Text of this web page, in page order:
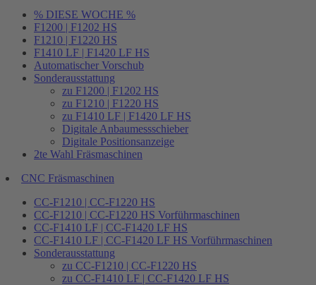
% DIESE WOCHE %
F1200 | F1202 HS
F1210 | F1220 HS
F1410 LF | F1420 LF HS
Automatischer Vorschub
Sonderausstattung
zu F1200 | F1202 HS
zu F1210 | F1220 HS
zu F1410 LF | F1420 LF HS
Digitale Anbaumessschieber
Digitale Positionsanzeige
2te Wahl Fräsmaschinen
CNC Fräsmaschinen
CC-F1210 | CC-F1220 HS
CC-F1210 | CC-F1220 HS Vorführmaschinen
CC-F1410 LF | CC-F1420 LF HS
CC-F1410 LF | CC-F1420 LF HS Vorführmaschinen
Sonderausstattung
zu CC-F1210 | CC-F1220 HS
zu CC-F1410 LF | CC-F1420 LF HS